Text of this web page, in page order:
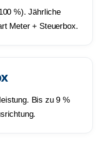
%). Jährliche
Meter + Steuerbox.
Bis zu 9 %